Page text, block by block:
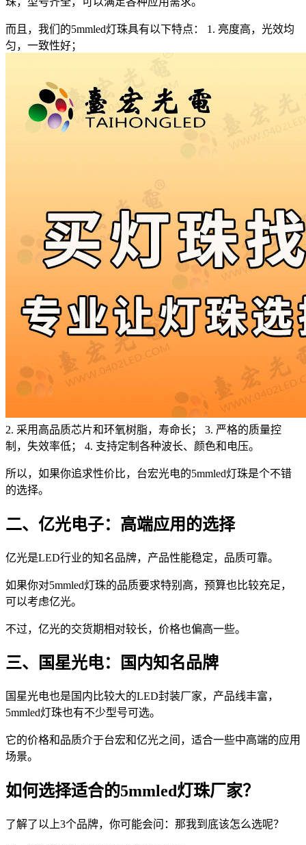
而且，我们的5mmled灯珠具有以下特点： 1. 亮度高，光效均
匀，一致性好；
2. 采用高品质芯片和环氧树脂，寿命长； 3. 严格的质量控
制，失效率低； 4. 支持定制各种波长、颜色和电压。
所以，如果你追求性价比，台宏光电的5mmled灯珠是个不错
的选择。
二、亿光电子：高端应用的选择
亿光是LED行业的知名品牌，产品性能稳定，品质可靠。
如果你对5mmled灯珠的品质要求特别高，预算也比较充足，
可以考虑亿光。
不过，亿光的交货期相对较长，价格也偏高一些。
三、国星光电：国内知名品牌
国星光电也是国内比较大的LED封装厂家，产品线丰富，
5mmled灯珠也有不少型号可选。
它的价格和品质介于台宏和亿光之间，适合一些中高端的应用
场景。
如何选择适合的5mmled灯珠厂家？
了解了以上3个品牌，你可能会问：那我到底该怎么选呢？